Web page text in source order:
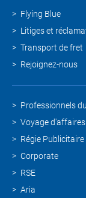
Flying Blue
Litiges et
Transport de fret
Rejoignez-nous
Professionnels
Voyage d'affaires
Régie Publicitaire
Corporate
RSE
Aria